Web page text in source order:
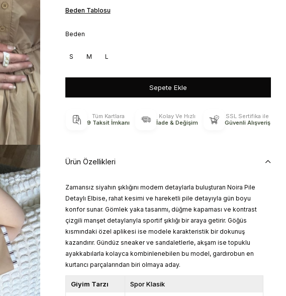
Beden Tablosu
Beden
S M L
Tüm Kartlara
9 Taksit İmkanı
Kolay Ve Hızlı
İade & Değişim
SSL Sertifika ile
Güvenli Alışveriş
Ürün Özellikleri
Zamansız siyahın şıklığını modern detaylarla buluşturan Noira Pile
Detaylı Elbise, rahat kesimi ve hareketli pile detayıyla gün boyu
konfor sunar. Gömlek yaka tasarımı, düğme kapaması ve kontrast
çizgili manşet detaylarıyla sportif şıklığı bir araya getirir. Göğüs
kısmındaki özel aplikesi ise modele karakteristik bir dokunuş
kazandırır. Gündüz sneaker ve sandaletlerle, akşam ise topuklu
ayakkabılarla kolayca kombinlenebilen bu model, gardırobun en
kurtarıcı parçalarından biri olmaya aday.
Giyim Tarzı Spor Klasik